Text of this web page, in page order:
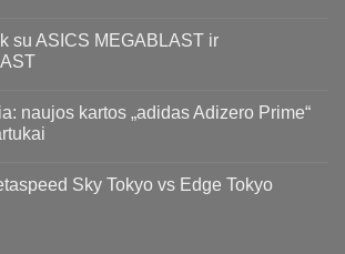
su ASICS MEGABLAST ir
naujos kartos „adidas Adizero Prime“
Sky Tokyo vs Edge Tokyo